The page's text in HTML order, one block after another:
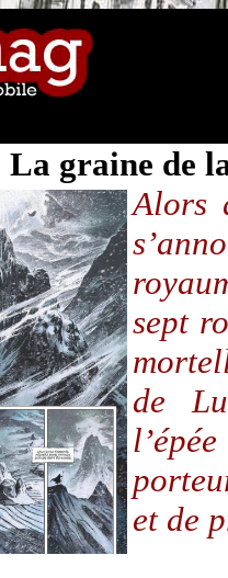
La graine de
Alors
sept
de
et de